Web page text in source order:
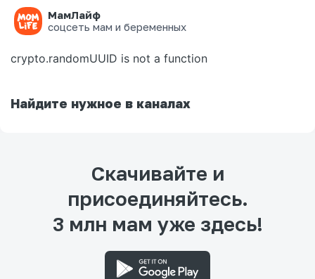
МамЛайф
соцсеть мам и беременных
Ошибка на странице
crypto.randomUUID is not a function
Найдите нужное в каналах
Скачивайте и
присоединяйтесь.
3 млн мам уже здесь!